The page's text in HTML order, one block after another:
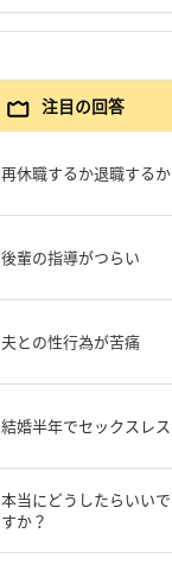
注目の回答
再休職するか退職するか
後輩の指導がつらい
夫との性行為が苦痛
結婚半年でセックスレス
本当にどうしたらいいで
すか？